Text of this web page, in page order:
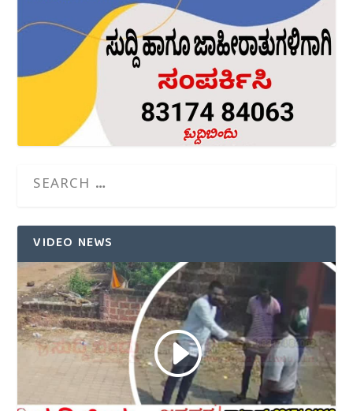
VIDEO NEWS